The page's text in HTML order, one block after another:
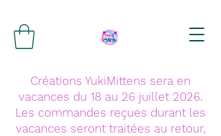
Créations YukiMittens sera en
vacances du 18 au 26 juillet 2026.
Les commandes reçues durant les
vacances seront traitées au retour,